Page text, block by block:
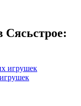
Сясьстрое: